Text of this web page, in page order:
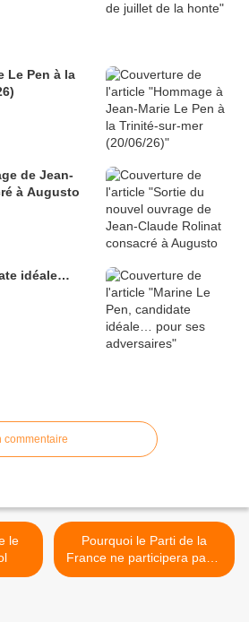
Le Pen à la
de Jean-
à Augusto
idéale…
commentaire
Pourquoi le Parti de la
France ne participera pas à
la marche contre